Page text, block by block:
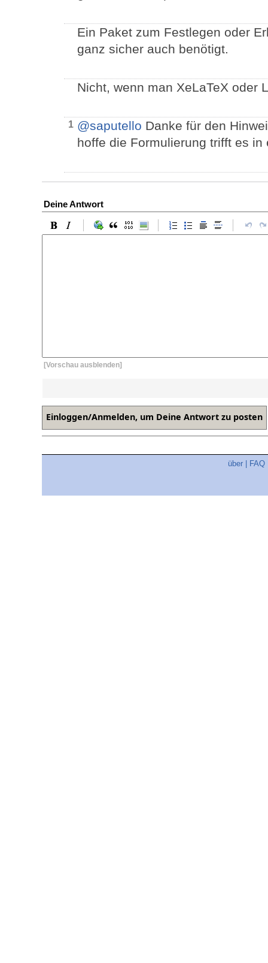
Ein Paket zum Festlegen oder
ganz sicher auch benötigt.
Nicht, wenn man XeLaTeX oder
1 @saputello Danke für den
hoffe die Formulierung trifft es in
Deine Antwort
[Vorschau ausblenden]
über FAQ